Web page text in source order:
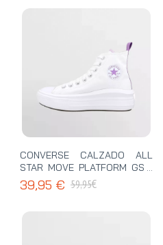
CONVERSE CALZADO ALL
STAR MOVE PLATFORM GS -
A03667C
39,95 € 59,95€